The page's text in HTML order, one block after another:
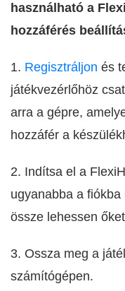
használható a
hozzáférés
1. Regisztráljon és
játékvezérlőhöz
arra a gépre,
hozzáfér a
2. Indítsa el a
ugyanabba a
össze lehessen
3. Ossza meg a
számítógépen.